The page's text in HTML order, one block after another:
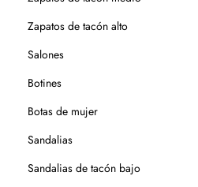
un programa delicado en frío,
media y, si puedes,
brillos o marcas.
sol durante mucho tiempo.
Zapatos de tacón alto
Salones
Botines
Botas de mujer
Sandalias
Sandalias de tacón bajo